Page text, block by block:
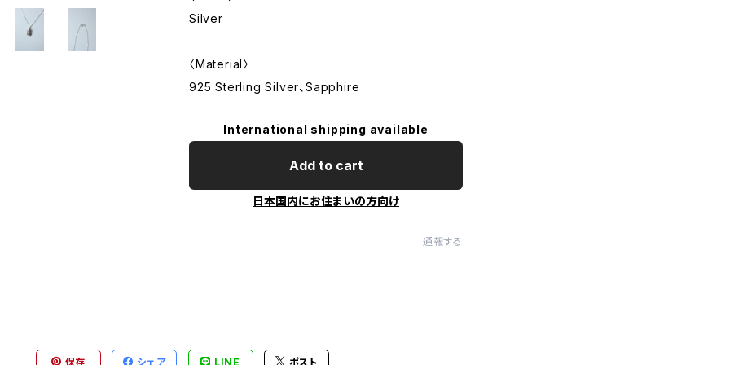
Silver
〈Material〉
925 Sterling Silver、Sapphire
International shipping available
Add to cart
日本国内にお住まいの方向け
通報する
保存 シェア LINE ポスト